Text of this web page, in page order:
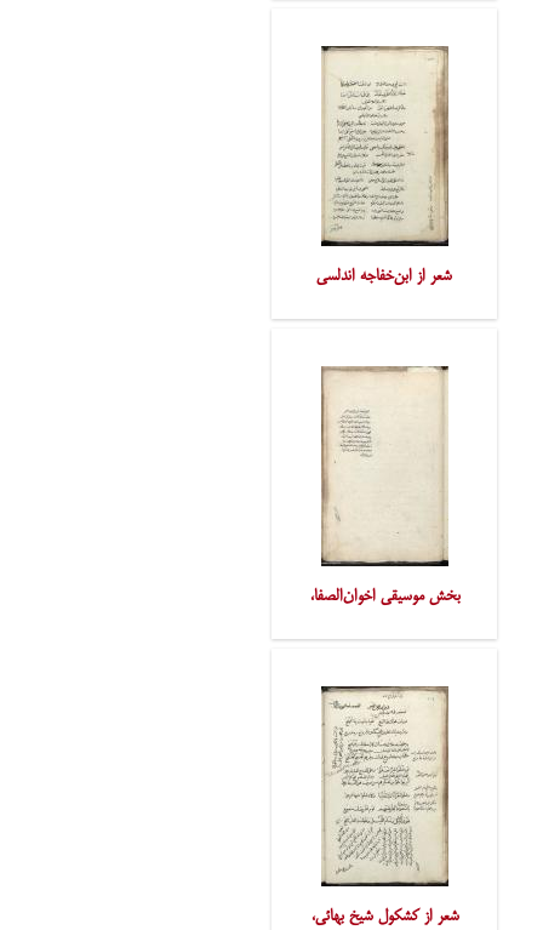
شعر از ابن‌خفاجه اندلسی
بخش موسیقی اخوان‌الصفا،
شعر از کشکول شیخ بهائی،